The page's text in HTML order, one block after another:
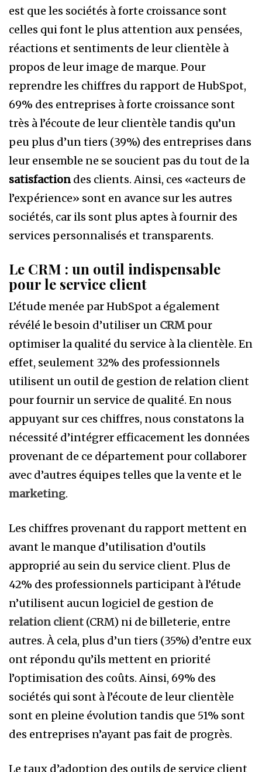
est que les sociétés à forte croissance sont
celles qui font le plus attention aux pensées,
réactions et sentiments de leur clientèle à
propos de leur image de marque. Pour
reprendre les chiffres du rapport de HubSpot,
69% des entreprises à forte croissance sont
très à l’écoute de leur clientèle tandis qu’un
peu plus d’un tiers (39%) des entreprises dans
leur ensemble ne se soucient pas du tout de la
satisfaction des clients. Ainsi, ces «acteurs de
l’expérience» sont en avance sur les autres
sociétés, car ils sont plus aptes à fournir des
services personnalisés et transparents.
Le CRM : un outil indispensable
pour le service client
L’étude menée par HubSpot a également
révélé le besoin d’utiliser un CRMpour
optimiser la qualité du service à la clientèle. En
effet, seulement 32% des professionnels
utilisent un outil de gestion de relation client
pour fournir un service de qualité. En nous
appuyant sur ces chiffres, nous constatons la
nécessité d’intégrer efficacement les données
provenant de ce département pour collaborer
avec d’autres équipes telles que la vente et le
marketing.
Les chiffres provenant du rapport mettent en
avant le manque d’utilisation d’outils
approprié au sein du service client. Plus de
42% des professionnels participant à l’étude
n’utilisent aucun logiciel de gestion de
relation client (CRM) ni de billeterie, entre
autres. À cela, plus d’un tiers (35%) d’entre eux
ont répondu qu’ils mettent en priorité
l’optimisation des coûts. Ainsi, 69% des
sociétés qui sont à l’écoute de leur clientèle
sont en pleine évolution tandis que 51% sont
des entreprises n’ayant pas fait de progrès.
Le taux d’adoption des outils de service client